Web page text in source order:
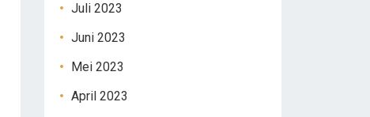
Juli 2023
Juni 2023
Mei 2023
April 2023